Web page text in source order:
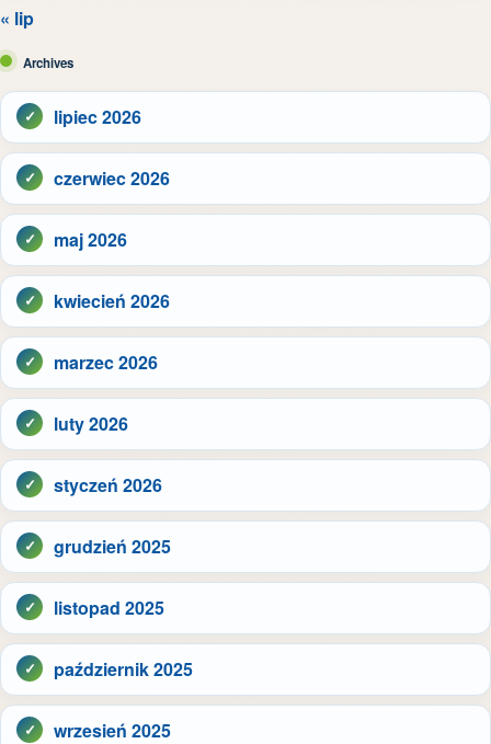
« lip
Archives
lipiec 2026
czerwiec 2026
maj 2026
kwiecień 2026
marzec 2026
luty 2026
styczeń 2026
grudzień 2025
listopad 2025
październik 2025
wrzesień 2025